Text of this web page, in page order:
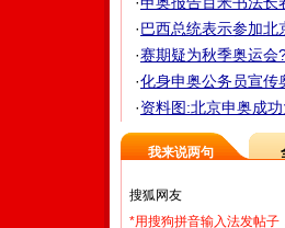
·巴西总统表示参加北
·赛期疑为秋季奥运会
·化身申奥公务员宣传
·资料图:北京申奥成
我来说两句
*用搜狗拼音输入法发帖子